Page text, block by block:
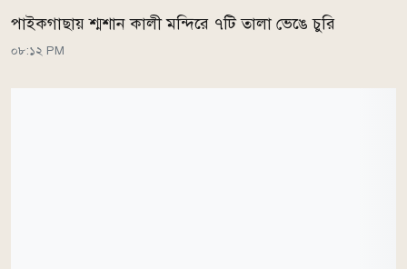
পাইকগাছায় শ্মশান কালী মন্দিরে ৭টি তালা ভেঙে চুরি
০৮:১২ PM